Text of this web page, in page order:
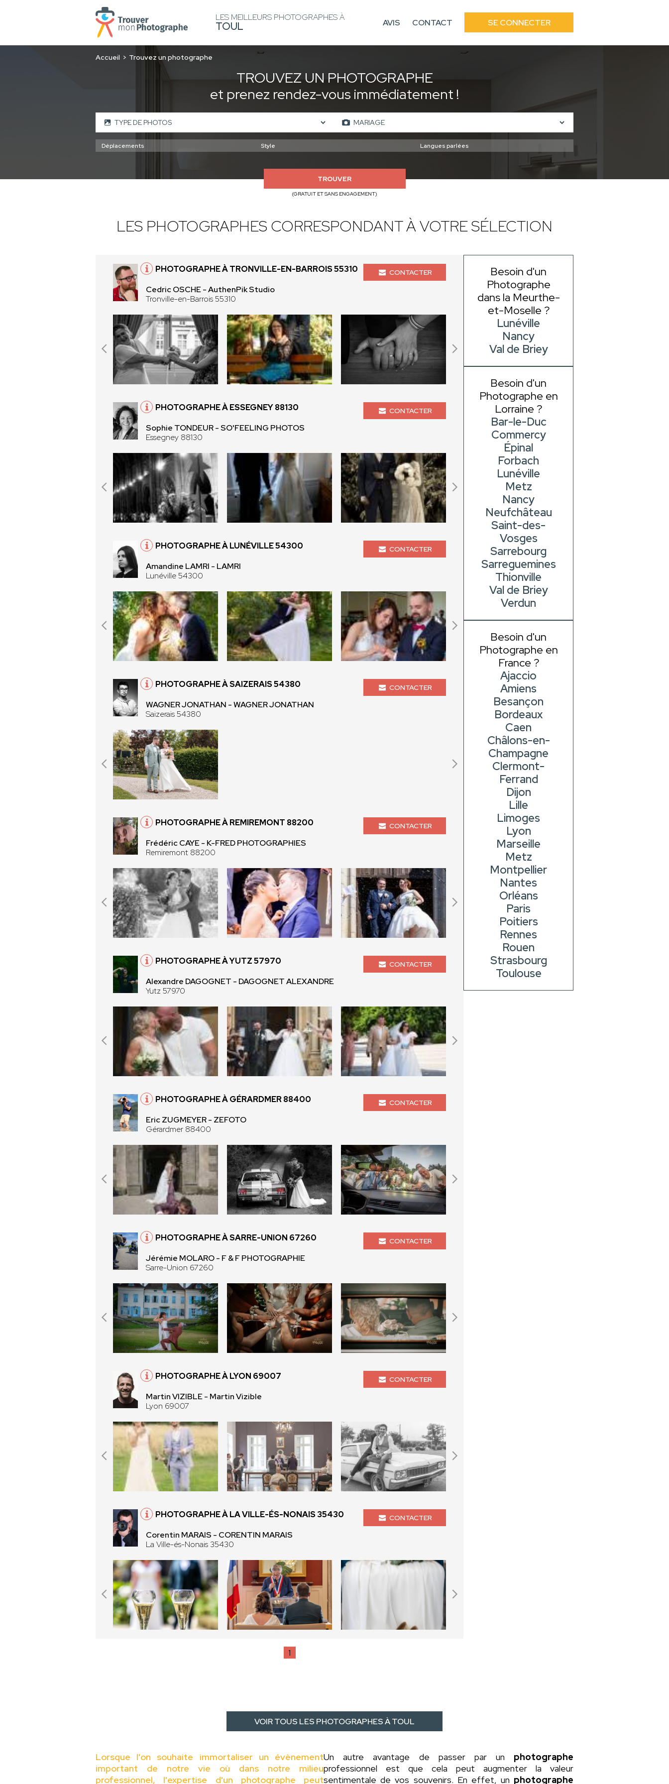
LES MEILLEURS PHOTOGRAPHES À
TOUL AVIS CONTACT SE CONNECTER
Accueil Trouvez un photographe
TROUVEZ UN PHOTOGRAPHE
et prenez rendez-vous immédiatement !
TROUVER
(GRATUIT ET SANS ENGAGEMENT)
LES PHOTOGRAPHES CORRESPONDANT À VOTRE SÉLECTION
PHOTOGRAPHE À TRONVILLE-EN-BARROIS 55310
Cedric OSCHE - AuthenPik Studio
Tronville-en-Barrois 55310
CONTACTER
PHOTOGRAPHE À ESSEGNEY 88130
Sophie TONDEUR - SO'FEELING PHOTOS
Essegney 88130
CONTACTER
PHOTOGRAPHE À LUNÉVILLE 54300
Amandine LAMRI - LAMRI
Lunéville 54300
CONTACTER
PHOTOGRAPHE À SAIZERAIS 54380
WAGNER JONATHAN - WAGNER JONATHAN
Saizerais 54380
CONTACTER
PHOTOGRAPHE À REMIREMONT 88200
Frédéric CAYE - K-FRED PHOTOGRAPHIES
Remiremont 88200
CONTACTER
PHOTOGRAPHE À YUTZ 57970
Alexandre DAGOGNET - DAGOGNET ALEXANDRE
Yutz 57970
CONTACTER
PHOTOGRAPHE À GÉRARDMER 88400
Eric ZUGMEYER - ZEFOTO
Gérardmer 88400
CONTACTER
PHOTOGRAPHE À SARRE-UNION 67260
Jérémie MOLARO - F & F PHOTOGRAPHIE
Sarre-Union 67260
CONTACTER
PHOTOGRAPHE À LYON 69007
Martin VIZIBLE - Martin Vizible
Lyon 69007
CONTACTER
PHOTOGRAPHE À LA VILLE-ÉS-NONAIS 35430
Corentin MARAIS - CORENTIN MARAIS
La Ville-és-Nonais 35430
CONTACTER
1
Besoin d'un
Photographe
dans la Meurthe-
et-Moselle ?
Lunéville
Nancy
Val de Briey
Besoin d'un
Photographe en
Lorraine ?
Bar-le-Duc
Commercy
Épinal
Forbach
Lunéville
Metz
Nancy
Neufchâteau
Saint-des-
Vosges
Sarrebourg
Sarreguemines
Thionville
Val de Briey
Verdun
Besoin d'un
Photographe en
France ?
Ajaccio
Amiens
Besançon
Bordeaux
Caen
Châlons-en-
Champagne
Clermont-
Ferrand
Dijon
Lille
Limoges
Lyon
Marseille
Metz
Montpellier
Nantes
Orléans
Paris
Poitiers
Rennes
Rouen
Strasbourg
Toulouse
VOIR TOUS LES PHOTOGRAPHES À TOUL
Lorsque l'on souhaite immortaliser un évènement
important de notre vie où dans notre milieu
professionnel, l'expertise d'un photographe peut
Un autre avantage de passer par un photographe
professionnel est que cela peut augmenter la valeur
sentimentale de vos souvenirs. En effet, un photographe